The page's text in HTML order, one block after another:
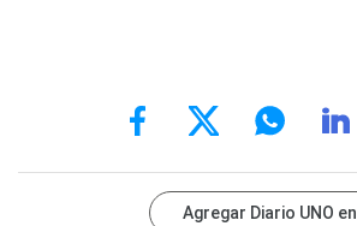
Agregar Diario UNO en